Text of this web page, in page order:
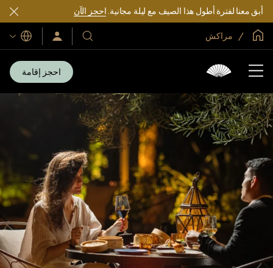
أبق معنا لفترة أطول هذا الصيف مع ليلة مجانية.احجز الآن
الصفحة الرئيسية العالمية
مراكش
فنادقنا
ومنتجعاتنا
سجّل
الدخول/
اللغات
احجز إقامة